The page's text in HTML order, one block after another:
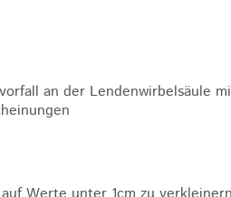
an der Lendenwirbelsäule